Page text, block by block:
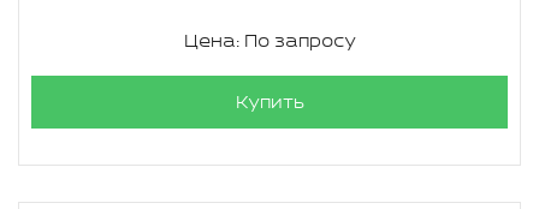
Цена: По запросу
Купить